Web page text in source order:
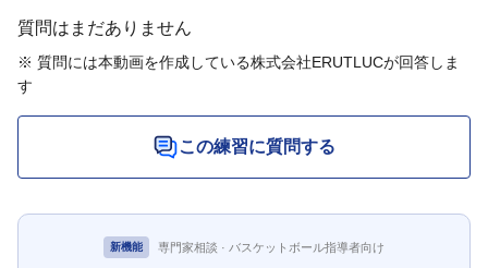
質問はまだありません
※ 質問には本動画を作成している株式会社ERUTLUCが回答しま
す
この練習に質問する
新機能 専門家相談 · バスケットボール指導者向け